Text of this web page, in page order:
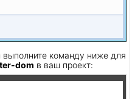
выполните команду ниже для
dom в ваш проект: